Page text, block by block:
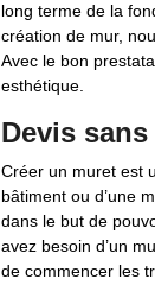
long terme de la
création de mur,
Avec le bon
esthétique.
Devis
Créer un muret est
bâtiment ou d’une
dans le but de
avez besoin d’un
de commencer les